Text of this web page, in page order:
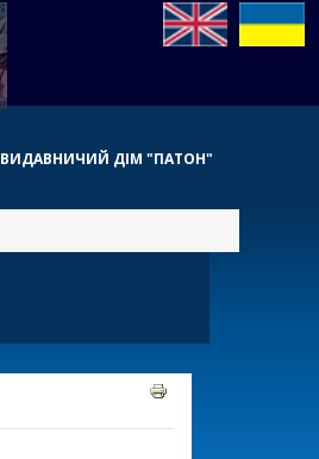
ВИДАВНИЧИЙ ДІМ "ПАТОН"